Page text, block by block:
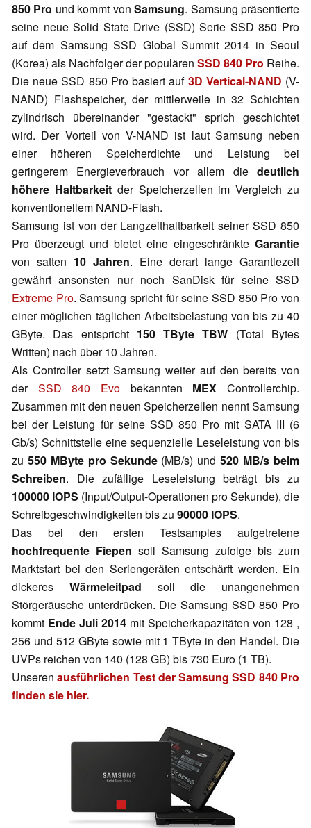
850 Pro und kommt vonSamsung. Samsung präsentierte
seine neue Solid State Drive (SSD) Serie SSD 850 Pro
auf dem Samsung SSD Global Summit 2014 in Seoul
(Korea) als Nachfolger der populären SSD 840 Pro Reihe.
Die neue SSD 850 Pro basiert auf 3D Vertical-NAND (V-
NAND) Flashspeicher, der mittlerweile in 32 Schichten
zylindrisch übereinander "gestackt" sprich geschichtet
wird. Der Vorteil von V-NAND ist laut Samsung neben
einer höheren Speicherdichte und Leistung bei
geringerem Energieverbrauch vor allem die deutlich
höhere Haltbarkeitder Speicherzellen im Vergleich zu
konventionellem NAND-Flash.
Samsung ist von der Langzeithaltbarkeit seiner SSD 850
Pro überzeugt und bietet eine eingeschränkte Garantie
von satten 10 Jahren. Eine derart lange Garantiezeit
gewährt ansonsten nur noch SanDisk für seine SSD
Extreme Pro. Samsung spricht für seine SSD 850 Pro von
einer möglichen täglichen Arbeitsbelastung von bis zu 40
GByte. Das entspricht 150 TByte TBW (Total Bytes
Written) nach über 10 Jahren.
Als Controller setzt Samsung weiter auf den bereits von
der SSD 840 Evo bekannten MEX Controllerchip.
Zusammen mit den neuen Speicherzellen nennt Samsung
bei der Leistung für seine SSD 850 Pro mit SATA III (6
Gb/s) Schnittstelle eine sequenzielle Leseleistung von bis
zu 550 MByte pro Sekunde (MB/s) und520 MB/s beim
Schreiben. Die zufällige Leseleistung beträgt bis zu
100000 IOPS (Input/Output-Operationen pro Sekunde), die
Schreibgeschwindigkeiten bis zu 90000 IOPS.
Das bei den ersten Testsamples aufgetretene
hochfrequente Fiepen soll Samsung zufolge bis zum
Marktstart bei den Seriengeräten entschärft werden. Ein
dickeres Wärmeleitpad soll die unangenehmen
Störgeräusche unterdrücken. Die Samsung SSD 850 Pro
kommt Ende Juli 2014 mit Speicherkapazitäten von 128 ,
256 und 512 GByte sowie mit 1 TByte in den Handel. Die
UVPs reichen von 140 (128 GB) bis 730 Euro (1 TB).
Unserenausführlichen Test der Samsung SSD 840 Pro
finden sie hier.